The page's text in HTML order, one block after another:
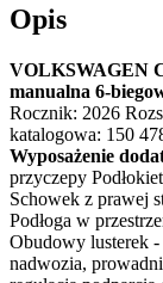
Opis
VOLKSWAGEN
manualna 6-
Rocznik: 2026
katalogowa: 150
Wyposażenie
przyczepy
Schowek z prawej
Podłoga w
Obudowy lusterek
nadwozia,